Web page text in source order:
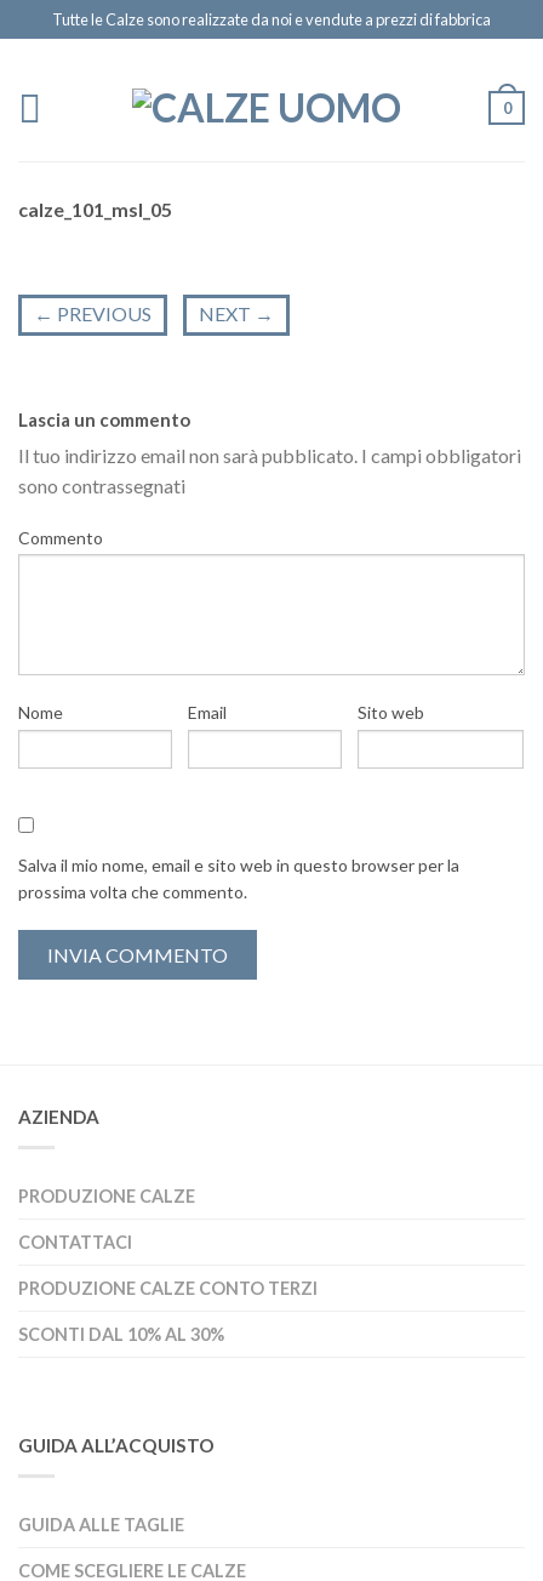
Tutte le Calze sono realizzate da noi e vendute a prezzi di fabbrica
0
calze_101_msl_05
← PREVIOUS NEXT →
Lascia un commento
Il tuo indirizzo email non sarà pubblicato. I campi obbligatori
sono contrassegnati
Commento
Nome Email Sito web
Salva il mio nome, email e sito web in questo browser per la
prossima volta che commento.
AZIENDA
PRODUZIONE CALZE
CONTATTACI
PRODUZIONE CALZE CONTO TERZI
SCONTI DAL 10% AL 30%
GUIDA ALL’ACQUISTO
GUIDA ALLE TAGLIE
COME SCEGLIERE LE CALZE